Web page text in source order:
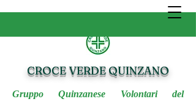
CROCE VERDE QUINZANO
Gruppo Quinzanese Volontari del